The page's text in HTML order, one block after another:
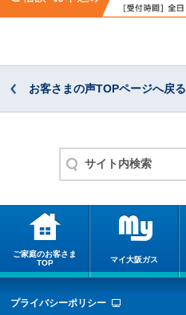
お客さまの声TOPページへ戻る
ご家庭のお客さま
TOP
マイ大阪ガス
プライバシーポリシー